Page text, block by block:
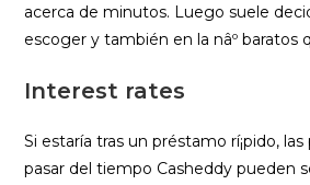
acerca de minutos. Luego suele
escoger y también en la nâº baratos
Interest rates
Si estaría tras un préstamo rí¡pido,
pasar del tiempo Casheddy pueden